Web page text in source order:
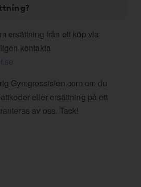
ersättning från ett köp via
kontakta
Gymgrossisten.com om du
eller ersättning på ett
av oss. Tack!